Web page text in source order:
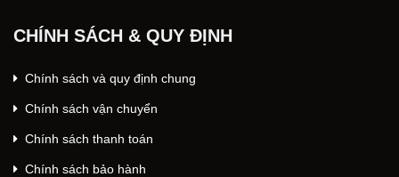
CHÍNH SÁCH & QUY ĐỊNH
Chính sách và quy định chung
Chính sách vận chuyển
Chính sách thanh toán
Chính sách bảo hành